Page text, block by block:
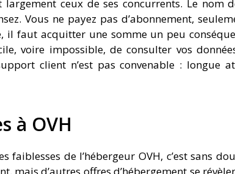
ceux de ses concurrents. Le nom
Vous ne payez pas d’abonnement,
il faut acquitter une somme un peu
voire impossible, de consulter vos
client n’est pas convenable : longue
à OVH
faiblesses de l’hébergeur OVH, c’est sans